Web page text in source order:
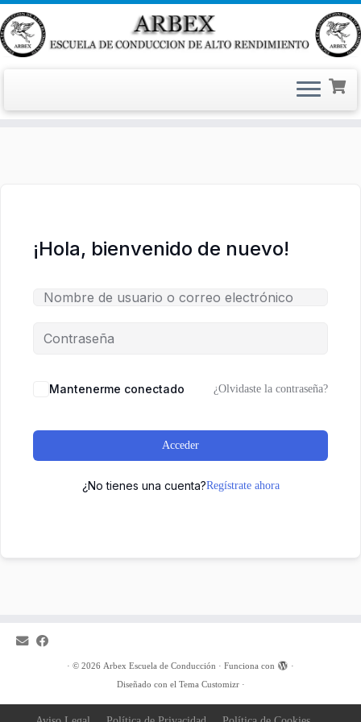
¡Hola, bienvenido de nuevo!
Mantenerme conectado ¿Olvidaste la contraseña?
Acceder
¿No tienes una cuenta?Regístrate ahora
· © 2026 Arbex Escuela de Conducción · Funciona con
·
Diseñado con el Tema Customizr·